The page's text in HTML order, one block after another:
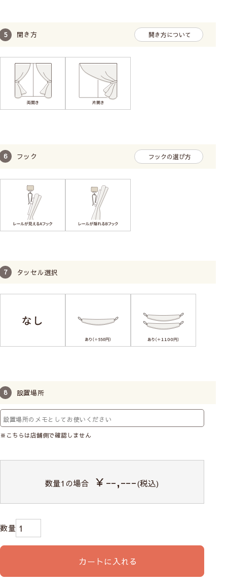
開き方 開き方について
フック フックの選び方
タッセル選択
設置場所
※こちらは店舗側で確認しません
数量1の場合 ￥--,---(税込)
カートに入れる